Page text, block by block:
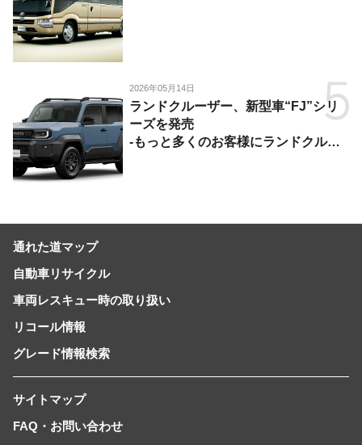
2026年05月14日
ランドクルーザー、新型車“FJ”シリ
ーズを発売
-もっと多くのお客様にランドクルー
通れた道マップ
自動車リサイクル
車両レスキュー時の取り扱い
リコール情報
グレード情報検索
サイトマップ
FAQ・お問い合わせ